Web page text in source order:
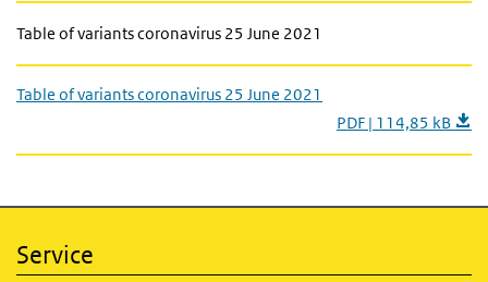
Table of variants coronavirus 25 June 2021
Table of variants coronavirus 25 June 2021
PDF | 114,85 kB
Service